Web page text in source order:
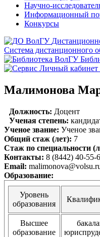
Научно-
Информационный
Конкурсы
Система дистанционного
Малимонова
Должность: Доцент
Ученая степень:
Ученое звание: Ученое
Общий стаж (лет): 7
Стаж по специальности
Контакты: 8 (8442) 40-55-
Email:
Образование:
Уровень
образования
Высшее
образование